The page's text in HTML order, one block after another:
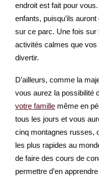
endroit est fait pour
enfants, puisqu’ils
sur ce parc. Une fois
activités calmes que
divertir.
D’ailleurs, comme la
vous aurez la possibilité
votre famille même en
tous les jours et vous
cinq montagnes russes,
les plus rapides au
de faire des cours de
permettre d’en